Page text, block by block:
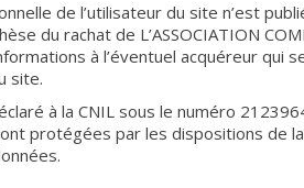
de l’utilisateur du site n’est
du rachat de L’ASSOCIATION
à l’éventuel acquéreur
site.
à la CNIL sous le numéro
protégées par les dispositions de